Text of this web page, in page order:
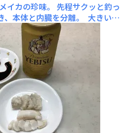
イカの珍味。
先程サクッと釣っ
、本体と内臓を分離。 大きいメ
巣と肝臓・纒卵線（てんらんせ
）を湯掻いて、ヱビスビールの
上から時計周りに、卵巣・イカ
纒卵線は、卵